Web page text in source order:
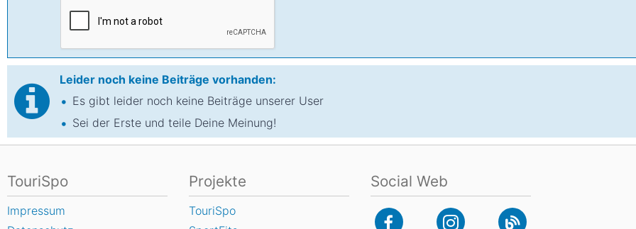
Leider noch keine Beiträge vorhanden:
Es gibt leider noch keine Beiträge unserer User
Sei der Erste und teile Deine Meinung!
TouriSpo
Impressum
Projekte
TouriSpo
Social Web